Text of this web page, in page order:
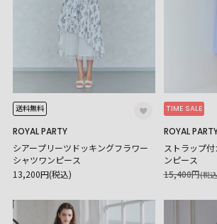
送料無料
ROYAL PARTY
シアープリーツドッキングフラワー
シャツワンピース
13,200円(税込)
TIME SALE
ROYAL
ストラップ
ンピース
15,400円(税